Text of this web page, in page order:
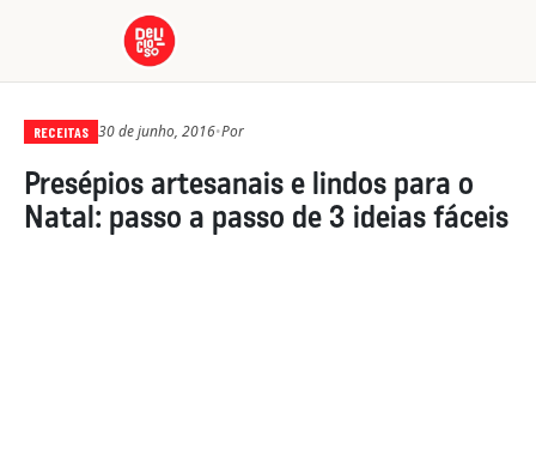
RECEITAS 30 de junho, 2016•Por
Presépios artesanais e lindos para o
Natal: passo a passo de 3 ideias fáceis